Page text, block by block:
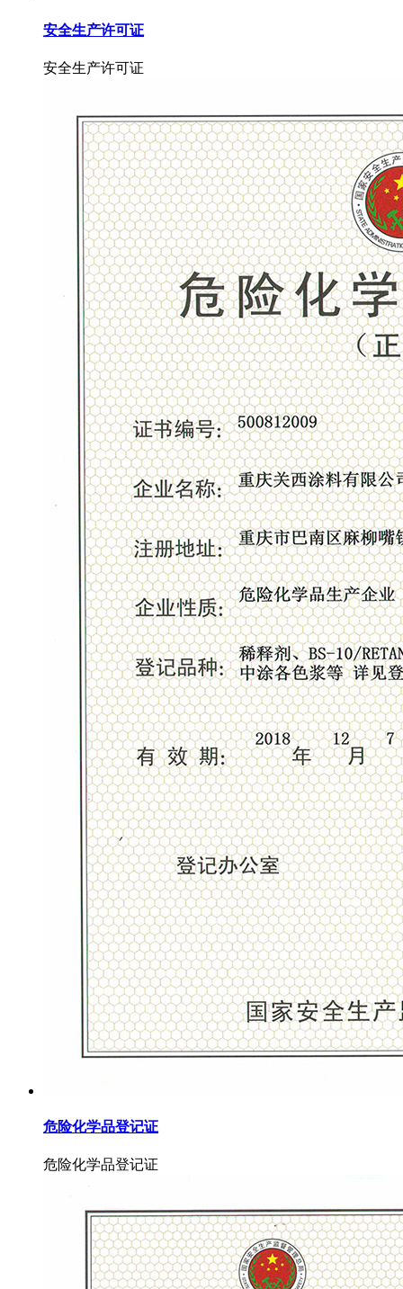
安全生产许可证
安全生产许可证
危险化学品登记证
危险化学品登记证